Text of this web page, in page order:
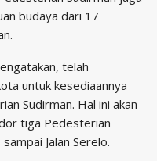
budaya dari 17
telah
untuk kesediaannya
Sudirman. Hal ini akan
tiga Pedesterian
Jalan Serelo.